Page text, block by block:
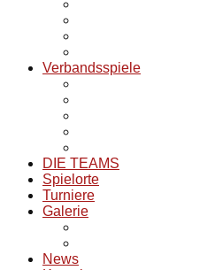
Verbandsspiele
DIE TEAMS
Spielorte
Turniere
Galerie
News